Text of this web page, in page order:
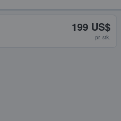
199 US$
pr. stk.